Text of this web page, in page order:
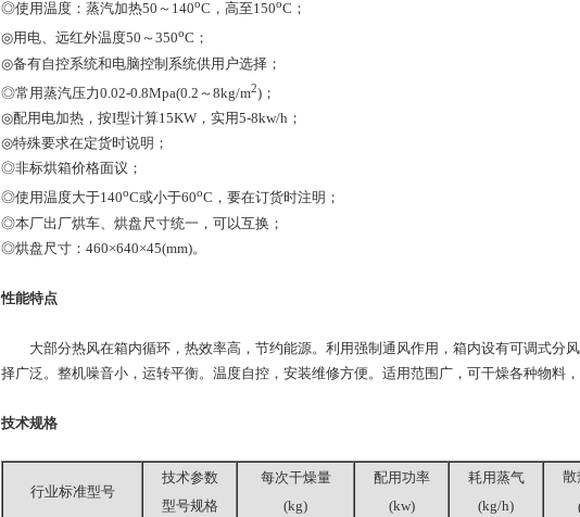
◎使用温度：蒸汽加热50～140oC，高至150oC；
◎用电、远红外温度50～350oC；
◎备有自控系统和电脑控制系统供用户选择；
◎常用蒸汽压力0.02-0.8Mpa(0.2～8kg/m2)；
◎配用电加热，按I型计算15KW，实用5-8kw/h；
◎特殊要求在定货时说明；
◎非标烘箱价格面议；
◎使用温度大于140oC或小于60oC，要在订货时注明；
◎本厂出厂烘车、烘盘尺寸统一，可以互换；
◎烘盘尺寸：460×640×45(mm)。
性能特点
大部分热风在箱内循环，热效率高，节约能源。利用强制通风作用，箱内设有可调式分
择广泛。整机噪音小，运转平衡。温度自控，安装维修方便。适用范围广，可干燥各种物料，
技术规格
行业标准型号
技术参数
型号规格
每次干燥量
(kg)
配用功率
(kw)
耗用蒸气
(kg/h)
散